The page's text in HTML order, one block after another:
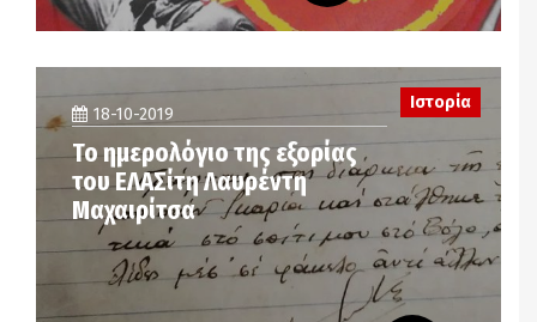
Ιστορία
18-10-2019
Το ημερολόγιο της εξορίας
του ΕΛΑΣίτη Λαυρέντη
Μαχαιρίτσα